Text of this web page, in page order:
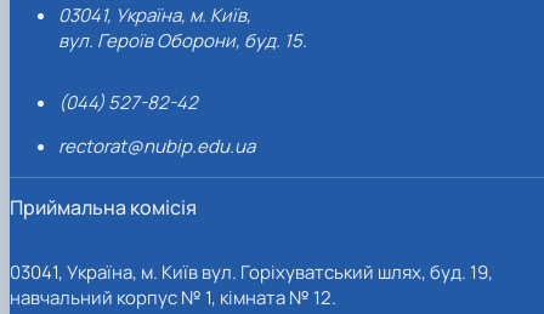
03041, Україна, м. Київ,
вул. Героїв Оборони, буд. 15.
(044) 527-82-42
rectorat@nubip.edu.ua
Приймальна комісія
03041, Україна, м. Київ вул. Горіхуватський шлях, буд. 19,
навчальний корпус № 1, кімната № 12.